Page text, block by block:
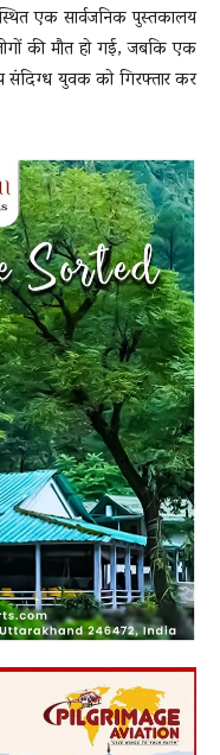
एक सार्वजनिक पुस्तकालय
की मौत हो गई, जबकि एक
संदिग्ध युवक को गिरफ्तार कर